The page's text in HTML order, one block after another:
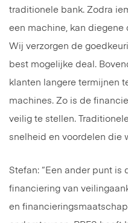
traditionele bank. Zodra
een machine, kan
Wij verzorgen de
best mogelijke deal.
klanten langere termijnen
machines. Zo is de
veilig te stellen.
snelheid en voordelen die
Stefan: “Een ander punt
financiering van
en